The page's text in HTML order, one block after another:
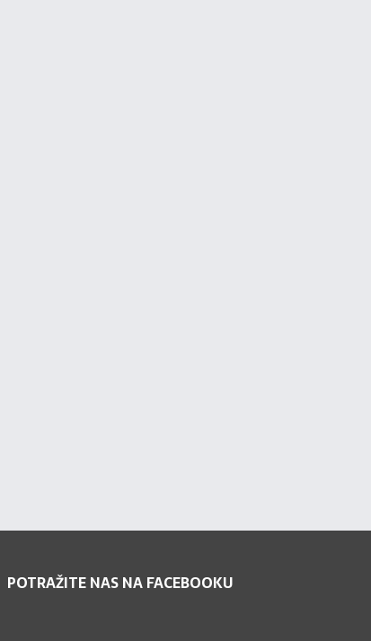
POTRAŽITE NAS NA FACEBOOKU